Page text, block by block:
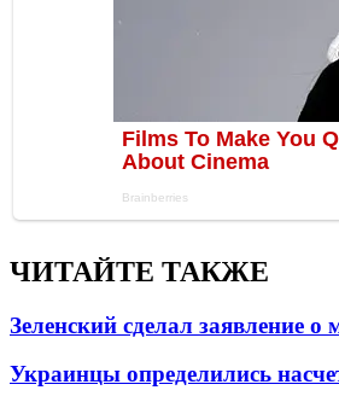
ЧИТАЙТЕ ТАКЖЕ
Зеленский сделал заявление
Украинцы определились